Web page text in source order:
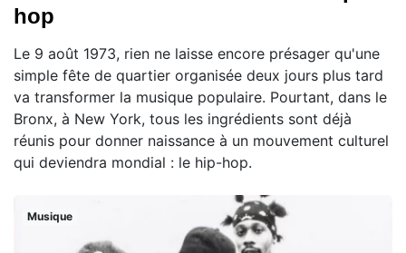
hop
Le 9 août 1973, rien ne laisse encore présager qu'une
simple fête de quartier organisée deux jours plus tard
va transformer la musique populaire. Pourtant, dans le
Bronx, à New York, tous les ingrédients sont déjà
réunis pour donner naissance à un mouvement culturel
qui deviendra mondial : le hip-hop.
Musique